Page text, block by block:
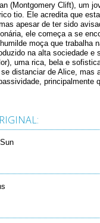
(Montgomery Clift), um
tio. Ele acredita que
apesar de ter sido
ele começa a se
moça que trabalha
na alta sociedade e
uma rica, bela e
distanciar de Alice, mas
principalmente